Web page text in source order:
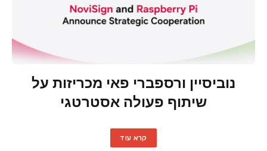
נוביסיין ורספברי פאי מכריזות על
שיתוף פעולה אסטרטגי
קרא עוד